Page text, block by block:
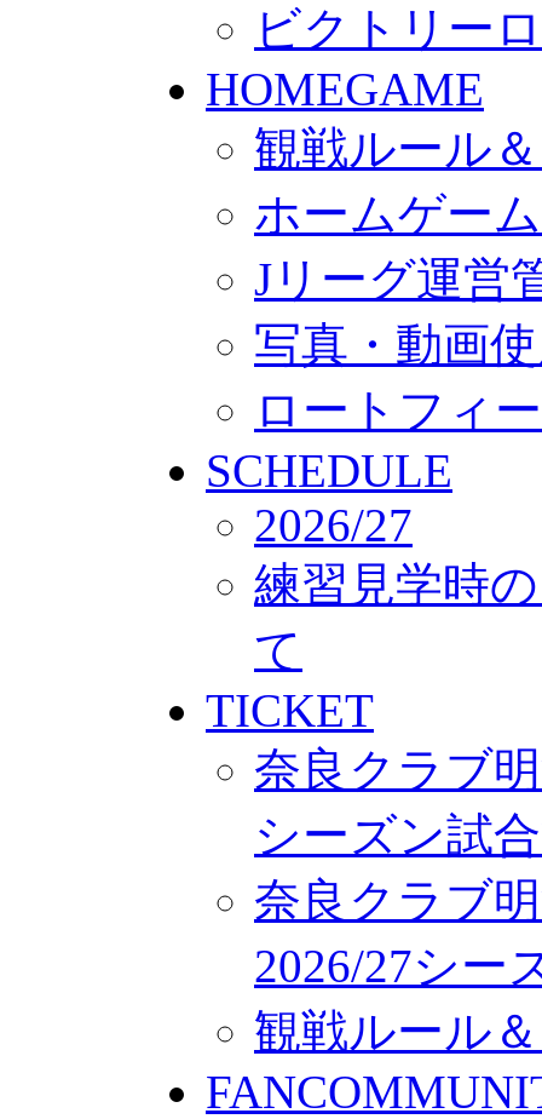
ビクトリー
HOMEGAME
観戦ルール
ホームゲー
Jリーグ運営
写真・動画
ロートフィ
SCHEDULE
2026/27
練習見学時
て
TICKET
奈良クラブ
シーズン試
奈良クラブ
2026/27シー
観戦ルール